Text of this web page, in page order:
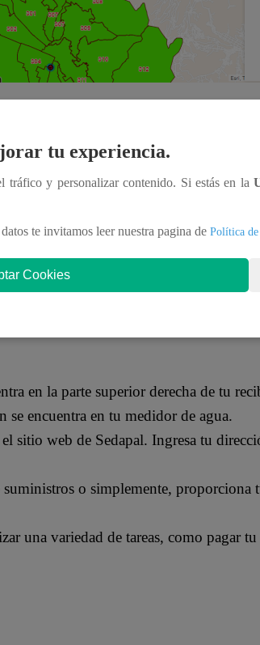
100 soles y multiplica tu dinero
Lima, y sus alrededores. Fue fundada
en la parte superior derecha de tu
encuentra en tu medidor de agua.
sitio web de Sedapal. Ingresa tu
o simplemente,
una variedad de tareas, como pagar
tu experiencia.
tráfico y personalizar contenido. Si estás en la
te invitamos leer nuestra pagina de Política
Cookies